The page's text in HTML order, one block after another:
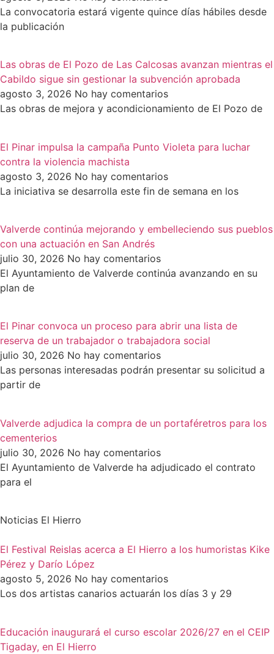
La convocatoria estará vigente quince días hábiles desde
la publicación
Las obras de El Pozo de Las Calcosas avanzan mientras el
Cabildo sigue sin gestionar la subvención aprobada
agosto 3, 2026 No hay comentarios
Las obras de mejora y acondicionamiento de El Pozo de
El Pinar impulsa la campaña Punto Violeta para luchar
contra la violencia machista
agosto 3, 2026 No hay comentarios
La iniciativa se desarrolla este fin de semana en los
Valverde continúa mejorando y embelleciendo sus pueblos
con una actuación en San Andrés
julio 30, 2026 No hay comentarios
El Ayuntamiento de Valverde continúa avanzando en su
plan de
El Pinar convoca un proceso para abrir una lista de
reserva de un trabajador o trabajadora social
julio 30, 2026 No hay comentarios
Las personas interesadas podrán presentar su solicitud a
partir de
Valverde adjudica la compra de un portaféretros para los
cementerios
julio 30, 2026 No hay comentarios
El Ayuntamiento de Valverde ha adjudicado el contrato
para el
Noticias El Hierro
El Festival Reislas acerca a El Hierro a los humoristas Kike
Pérez y Darío López
agosto 5, 2026 No hay comentarios
Los dos artistas canarios actuarán los días 3 y 29
Educación inaugurará el curso escolar 2026/27 en el CEIP
Tigaday, en El Hierro